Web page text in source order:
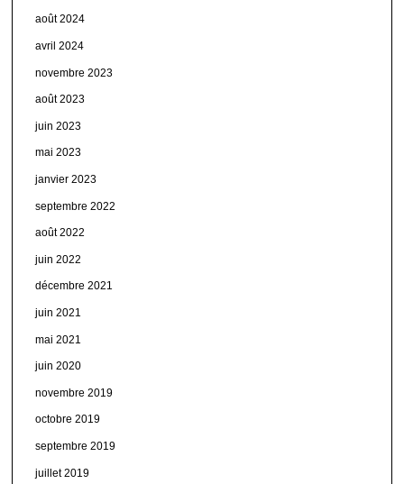
août 2024
avril 2024
novembre 2023
août 2023
juin 2023
mai 2023
janvier 2023
septembre 2022
août 2022
juin 2022
décembre 2021
juin 2021
mai 2021
juin 2020
novembre 2019
octobre 2019
septembre 2019
juillet 2019